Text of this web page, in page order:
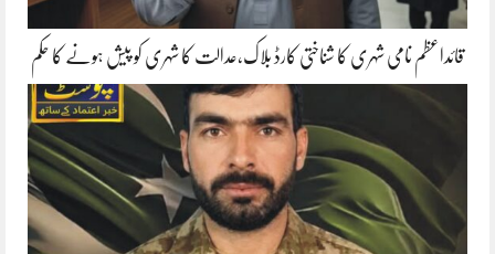
قائداعظم نامی شہری کا شناختی کارڈ بلاک،عدالت کا شہری کو پیش ہونے کا حکم